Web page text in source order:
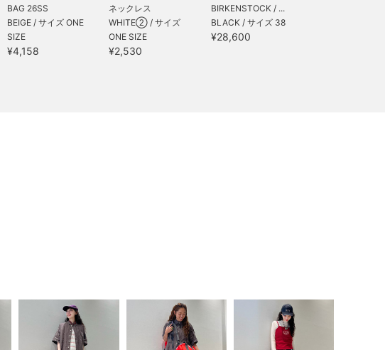
BAG 26SS
BEIGE / サイズ ONE
SIZE
¥4,158
ネックレス
WHITE② / サイズ
ONE SIZE
¥2,530
BIRKENSTOCK / ...
BLACK / サイズ 38
¥28,600